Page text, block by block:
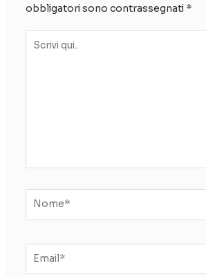
obbligatori sono contrassegnati *
qui..